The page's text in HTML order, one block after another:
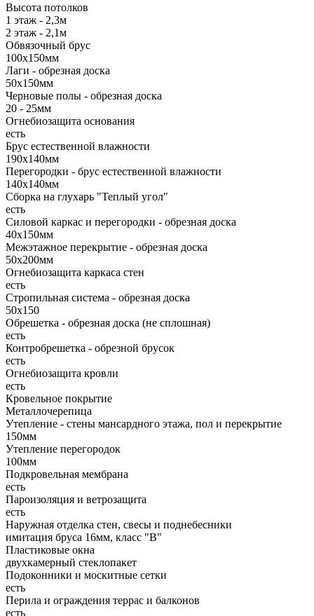
Высота потолков
1 этаж - 2,3м
2 этаж - 2,1м
Обвязочный брус
100х150мм
Лаги - обрезная доска
50х150мм
Черновые полы - обрезная доска
20 - 25мм
Огнебиозащита основания
есть
Брус естественной влажности
190х140мм
Перегородки - брус естественной влажности
140х140мм
Сборка на глухарь "Теплый угол"
есть
Силовой каркас и перегородки - обрезная доска
40х150мм
Межэтажное перекрытие - обрезная доска
50х200мм
Огнебиозащита каркаса стен
есть
Стропильная система - обрезная доска
50х150
Обрешетка - обрезная доска (не сплошная)
есть
Контробрешетка - обрезной брусок
есть
Огнебиозащита кровли
есть
Кровельное покрытие
Металлочерепица
Утепление - стены мансардного этажа, пол и перекрытие
150мм
Утепление перегородок
100мм
Подкровельная мембрана
есть
Пароизоляция и ветрозащита
есть
Наружная отделка стен, свесы и поднебесники
имитация бруса 16мм, класс "В"
Пластиковые окна
двухкамерный стеклопакет
Подоконники и москитные сетки
есть
Перила и ограждения террас и балконов
есть